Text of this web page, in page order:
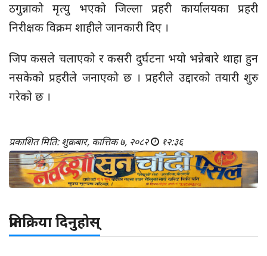
ठगुन्नाको मृत्यु भएको जिल्ला प्रहरी कार्यालयका प्रहरी
निरीक्षक विक्रम शाहीले जानकारी दिए ।
जिप कसले चलाएको र कसरी दुर्घटना भयो भन्नेबारे थाहा हुन
नसकेको प्रहरीले जनाएको छ । प्रहरीले उद्दारको तयारी शुरु
गरेको छ ।
प्रकाशित मिति: शुक्रबार, कात्तिक ७, २०८२ १२:३६
प्रतिक्रिया दिनुहोस्